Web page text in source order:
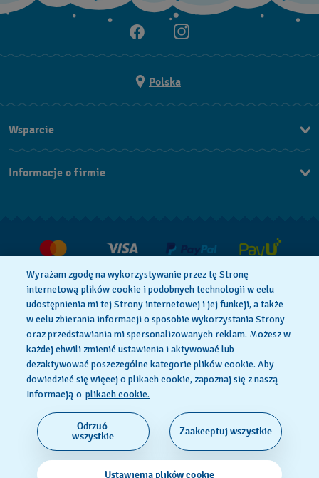
Polska
Wsparcie
FAQ
Warunki sprzedaży
Odstąp od umowy
Informacje o firmie
Polityka Prywatności Pliki Cookie
Regulamin Sklepu
SWISS MADE
© 2026 Flik Flak, oddział Swatch Ltd. Wszelkie prawa
Wyrażam zgodę na wykorzystywanie przez tę Stronę
internetową plików cookie i podobnych technologii w celu
udostępnienia mi tej Strony internetowej i jej funkcji, a także
w celu zbierania informacji o sposobie wykorzystania Strony
oraz przedstawiania mi spersonalizowanych reklam. Możesz w
każdej chwili zmienić ustawienia i aktywować lub
dezaktywować poszczególne kategorie plików cookie. Aby
dowiedzieć się więcej o plikach cookie, zapoznaj się z naszą
Informacją o plikach cookie.
Ustawienia plików cookie
Odrzuć
wszystkie
Zaakceptuj wszystkie